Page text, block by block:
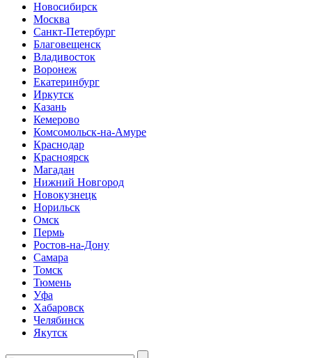
Новосибирск
Москва
Санкт-Петербург
Благовещенск
Владивосток
Воронеж
Екатеринбург
Иркутск
Казань
Кемерово
Комсомольск-на-Амуре
Краснодар
Красноярск
Магадан
Нижний Новгород
Новокузнецк
Норильск
Омск
Пермь
Ростов-на-Дону
Самара
Томск
Тюмень
Уфа
Хабаровск
Челябинск
Якутск